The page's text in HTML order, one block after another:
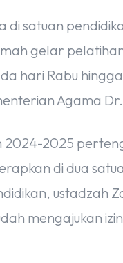
satuan
gelar
hari Rabu
Agama Dr.
2025
di dua
ustadzah
mengajukan